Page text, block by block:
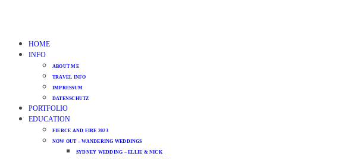
HOME
INFO
ABOUT ME
TRAVEL INFO
IMPRESSUM
DATENSCHUTZ
PORTFOLIO
EDUCATION
FIERCE AND FIRE 2023
NOW OUT – WANDERING WEDDINGS
SYDNEY WEDDING – ELLIE & NICK